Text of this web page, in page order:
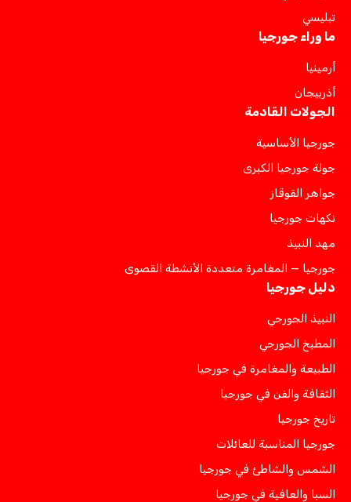
تبليسي
ما وراء جورجيا
أرمينيا
أذربيجان
الجولات القادمة
جورجيا الأساسية
جولة جورجيا الكبرى
جواهر القوقاز
نكهات جورجيا
مهد النبيذ
جورجيا — المغامرة متعددة الأنشطة القصوى
دليل جورجيا
النبيذ الجورجي
المطبخ الجورجي
الطبيعة والمغامرة في جورجيا
الثقافة والفن في جورجيا
تاريخ جورجيا
جورجيا المناسبة للعائلات
الشمس والشاطئ في جورجيا
السبا والعافية في جورجيا